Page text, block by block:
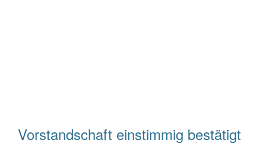
Vorstandschaft einstimmig bestätigt